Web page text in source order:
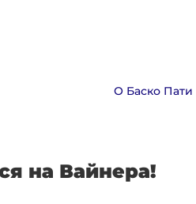
О Баско Пати
на Вайнера!